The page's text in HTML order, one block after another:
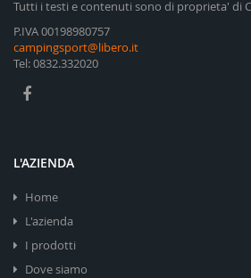
Tutti i testi e contenuti sono di proprieta' di
P.IVA 00198980757
campingsport@libero.it
Tel: 0832.332020
L'AZIENDA
Home
L'azienda
I prodotti
Dove siamo